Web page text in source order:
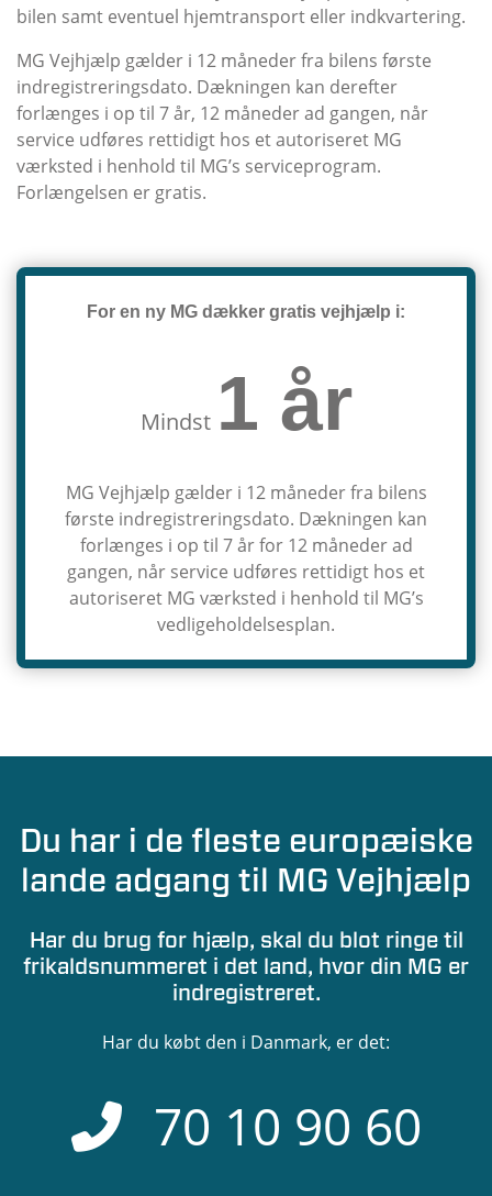
bilen samt eventuel hjemtransport eller indkvartering.
MG Vejhjælp gælder i 12 måneder fra bilens første
indregistreringsdato. Dækningen kan derefter
forlænges i op til 7 år, 12 måneder ad gangen, når
service udføres rettidigt hos et autoriseret MG
værksted i henhold til MG’s serviceprogram.
Forlængelsen er gratis.
For en ny MG dækker gratis vejhjælp i:
Mindst 1 år
MG Vejhjælp gælder i 12 måneder fra bilens
første indregistreringsdato. Dækningen kan
forlænges i op til 7 år for 12 måneder ad
gangen, når service udføres rettidigt hos et
autoriseret MG værksted i henhold til MG’s
vedligeholdelsesplan.
Du har i de fleste europæiske
lande adgang til MG Vejhjælp
Har du brug for hjælp, skal du blot ringe til
frikaldsnummeret i det land, hvor din MG er
indregistreret.
Har du købt den i Danmark, er det:
70 10 90 60